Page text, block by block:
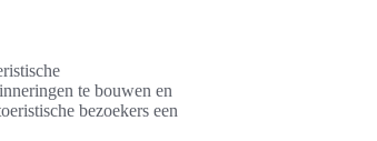
te bouwen en
bezoekers een